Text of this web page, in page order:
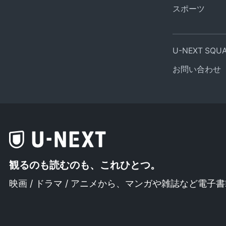
スポーツ
U-NEXT
お問い合わせ
観るのも読むのも、これひとつ。
映画 / ドラマ / アニメから、 マンガや雑誌など電子